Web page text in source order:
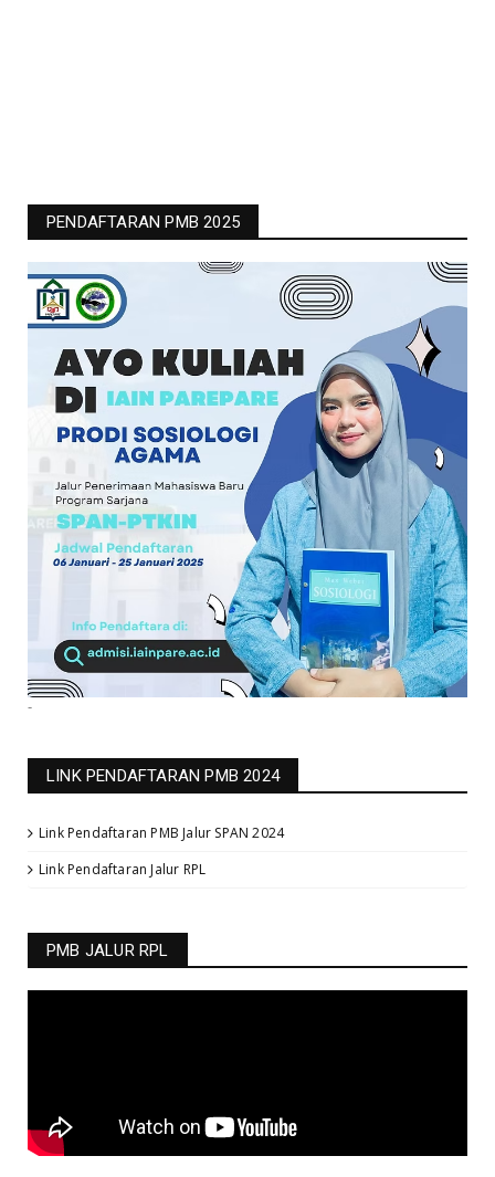
PENDAFTARAN PMB 2025
-
LINK PENDAFTARAN PMB 2024
Link Pendaftaran PMB Jalur SPAN 2024
Link Pendaftaran Jalur RPL
PMB JALUR RPL